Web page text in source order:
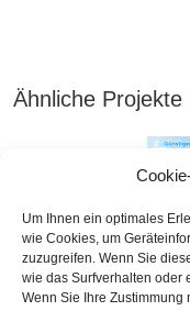
Um Ihnen ein optimales
wie Cookies, um
zuzugreifen. Wenn Sie
wie das Surfverhalten oder
Wenn Sie Ihre
Ähnliche Projekte